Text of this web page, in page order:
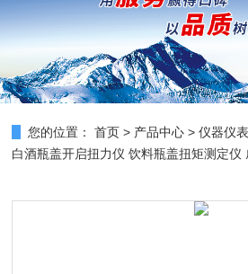
您的位置： 首页 > 产品中心 >仪器仪表
白酒瓶盖开启扭力仪 饮料瓶盖扭矩测定仪